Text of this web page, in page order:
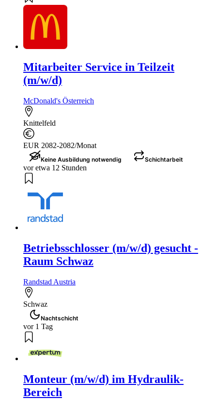
Mitarbeiter Service in Teilzeit
(m/w/d)
McDonald's Österreich
Knittelfeld
EUR 2082-2082/Monat
Keine Ausbildung notwendig Schichtarbeit
vor etwa 12 Stunden
Betriebsschlosser (m/w/d) gesucht -
Raum Schwaz
Randstad Austria
Schwaz
Nachtschicht
vor 1 Tag
Monteur (m/w/d) im Hydraulik-
Bereich